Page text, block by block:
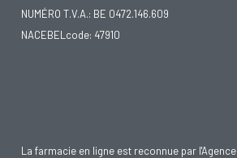
NUMÉRO T.V.A.: BE 0472.146.609
NACEBELcode: 47910
La farmacie en ligne est reconnue par